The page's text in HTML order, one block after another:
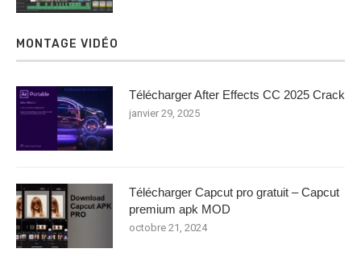
MONTAGE VIDÉO
Télécharger After Effects CC 2025 Crack
janvier 29, 2025
Télécharger Capcut pro gratuit – Capcut
premium apk MOD
octobre 21, 2024